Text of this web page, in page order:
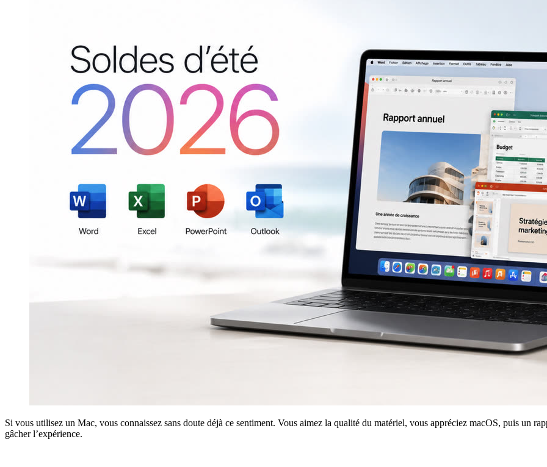
Si vous utilisez un Mac, vous connaissez sans doute déjà ce sentiment. Vous aimez la qualité du matériel, vous appréciez macOS, puis un
gâcher l’expérience.